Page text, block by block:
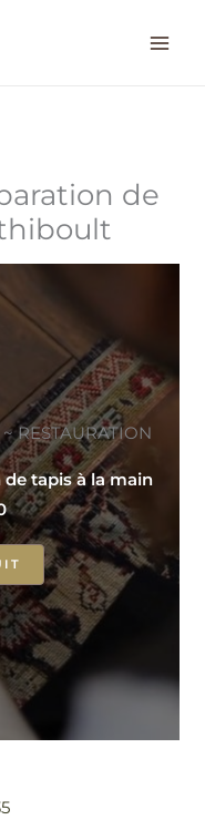
de
RESTAURATION
tapis à la main